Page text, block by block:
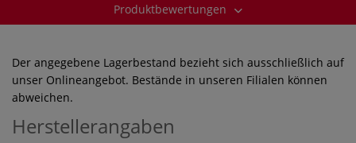
Produktbewertungen
Der angegebene Lagerbestand bezieht sich ausschließlich auf
unser Onlineangebot. Bestände in unseren Filialen können
abweichen.
Herstellerangaben